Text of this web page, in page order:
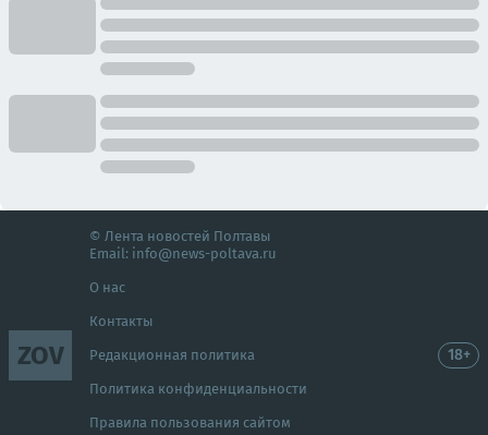
ZOV
© Лента новостей Полтавы
Email: info@news-poltava.ru
О нас
Контакты
Редакционная политика
Политика конфиденциальности
Правила пользования сайтом
18+